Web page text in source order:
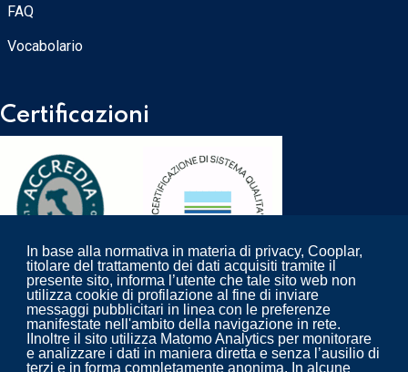
In base alla normativa in materia di privacy, Cooplar,
titolare del trattamento dei dati acquisiti tramite il
presente sito, informa l’utente che tale sito web non
utilizza cookie di profilazione al fine di inviare
messaggi pubblicitari in linea con le preferenze
manifestate nell'ambito della navigazione in rete.
IInoltre il sito utilizza Matomo Analytics per monitorare
e analizzare i dati in maniera diretta e senza l’ausilio di
terzi e in forma completamente anonima. In alcune
FAQ
Vocabolario
Certificazioni
Progettazione ed erogazione del servizio di: pulizia,
derattizzazione, disinfestazione e disinfezione per aziende
biomedicali e non.